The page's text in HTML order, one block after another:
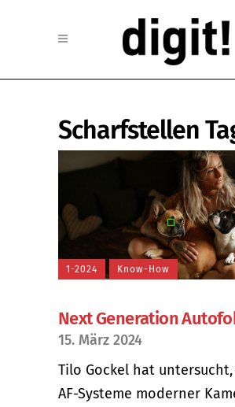
Scharfstellen
1-2024 Know-How
Next Generation
15. März 2024
Tilo Gockel hat
AF-Systeme moderner